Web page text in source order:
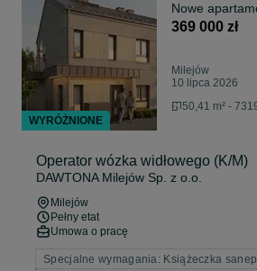
Nowe
369 000 zł
Milejów
10 lipca 2026
50,41 m² -
Operator wózka widłowego (K/M)
DAWTONA Milejów Sp. z o.o.
Milejów
Pełny etat
Umowa o pracę
Specjalne wymagania: Książeczka
WYRÓŻNIONE